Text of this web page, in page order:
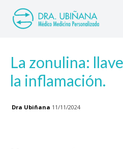
La zonulina:
la inflamación.
Dra Ubiñana 11/11/2024